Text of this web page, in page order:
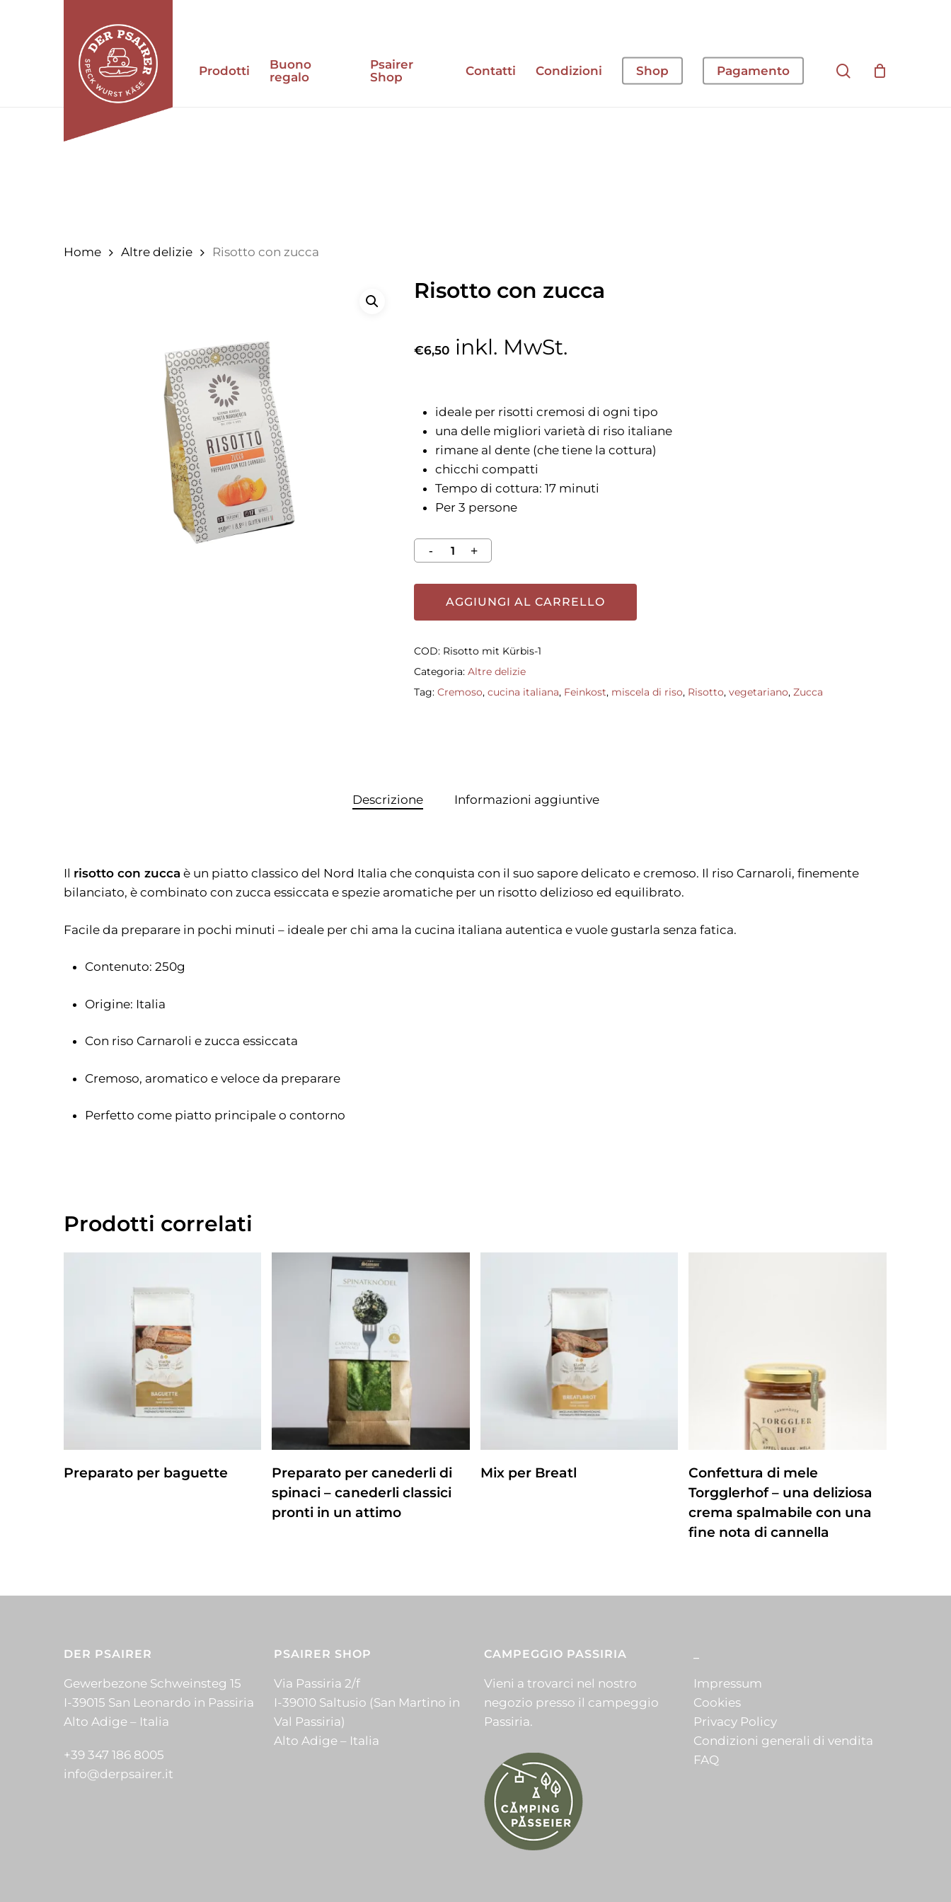
Premi invio per cercare o ESC per chiudere
Prodotti
Buono
regalo
Psairer
Shop
Contatti Condizioni Shop Pagamento cerca
Home Altre delizie Risotto con zucca
Risotto con zucca
€6,50 inkl. MwSt.
ideale per risotti cremosi di ogni tipo
una delle migliori varietà di riso italiane
rimane al dente (che tiene la cottura)
chicchi compatti
Tempo di cottura: 17 minuti
Per 3 persone
AGGIUNGI AL CARRELLO
COD: Risotto mit Kürbis-1
Categoria: Altre delizie
Tag: Cremoso, cucina italiana, Feinkost, miscela di riso, Risotto, vegetariano, Zucca
Descrizione Informazioni aggiuntive
Il risotto con zucca è un piatto classico del Nord Italia che conquista con il suo sapore delicato e cremoso. Il riso Carnaroli, finemente
bilanciato, è combinato con zucca essiccata e spezie aromatiche per un risotto delizioso ed equilibrato.
Facile da preparare in pochi minuti – ideale per chi ama la cucina italiana autentica e vuole gustarla senza fatica.
Contenuto: 250g
Origine: Italia
Con riso Carnaroli e zucca essiccata
Cremoso, aromatico e veloce da preparare
Perfetto come piatto principale o contorno
Prodotti correlati
ZUM PRODUKT
Preparato per baguette
ZUM PRODUKT
Preparato per canederli di
spinaci – canederli classici
pronti in un attimo
ZUM PRODUKT
Mix per Breatl
ZUM PRODUKT
Confettura di mele
Torgglerhof – una deliziosa
crema spalmabile con una
fine nota di cannella
DER PSAIRER
Gewerbezone Schweinsteg 15
I-39015 San Leonardo in Passiria
Alto Adige – Italia
+39 347 186 8005
info@derpsairer.it
PSAIRER SHOP
Via Passiria 2/f
I-39010 Saltusio (San Martino in
Val Passiria)
Alto Adige – Italia
CAMPEGGIO PASSIRIA
Vieni a trovarci nel nostro
negozio presso il campeggio
Passiria.
Impressum
Cookies
Privacy Policy
Condizioni generali di vendita
FAQ